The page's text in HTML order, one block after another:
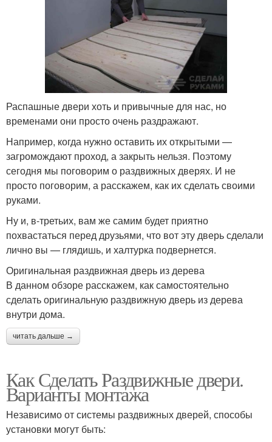
Распашные двери хоть и привычные для нас, но
временами они просто очень раздражают.
Например, когда нужно оставить их открытыми —
загромождают проход, а закрыть нельзя. Поэтому
сегодня мы поговорим о раздвижных дверях. И не
просто поговорим, а расскажем, как их сделать своими
руками.
Ну и, в-третьих, вам же самим будет приятно
похвастаться перед друзьями, что вот эту дверь сделали
лично вы — глядишь, и халтурка подвернется.
Оригинальная раздвижная дверь из дерева
В данном обзоре расскажем, как самостоятельно
сделать оригинальную раздвижную дверь из дерева
внутри дома.
читать дальше →
Как Сделать Раздвижные двери.
Варианты монтажа
Независимо от системы раздвижных дверей, способы
установки могут быть: